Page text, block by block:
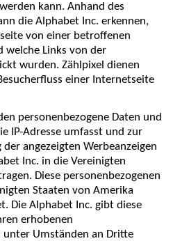
kann. Anhand des
die Alphabet Inc. erkennen,
von einer betroffenen
welche Links von der
wurden. Zählpixel dienen
einer Internetseite
personenbezogene Daten und
IP-Adresse umfasst und zur
angezeigten Werbeanzeigen
Inc. in die Vereinigten
Diese personenbezogenen
Staaten von Amerika
Die Alphabet Inc. gibt diese
erhobenen
unter Umständen an Dritte